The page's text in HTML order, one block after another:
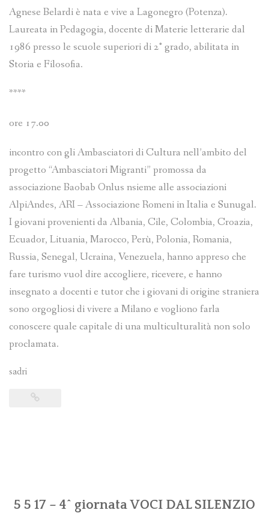
Agnese Belardi è nata e vive a Lagonegro (Potenza).
Laureata in Pedagogia, docente di Materie letterarie dal
1986 presso le scuole superiori di 2° grado, abilitata in
Storia e Filosofia.
****
ore 17.00
incontro con gli Ambasciatori di Cultura nell’ambito del
progetto “Ambasciatori Migranti” promossa da
associazione Baobab Onlus nsieme alle associazioni
AlpiAndes, ARI – Associazione Romeni in Italia e Sunugal.
I giovani provenienti da Albania, Cile, Colombia, Croazia,
Ecuador, Lituania, Marocco, Perù, Polonia, Romania,
Russia, Senegal, Ucraina, Venezuela, hanno appreso che
fare turismo vuol dire accogliere, ricevere, e hanno
insegnato a docenti e tutor che i giovani di origine straniera
sono orgogliosi di vivere a Milano e vogliono farla
conoscere quale capitale di una multiculturalità non solo
proclamata.
sadri
5 5 17 – 4^ giornata VOCI DAL SILENZIO